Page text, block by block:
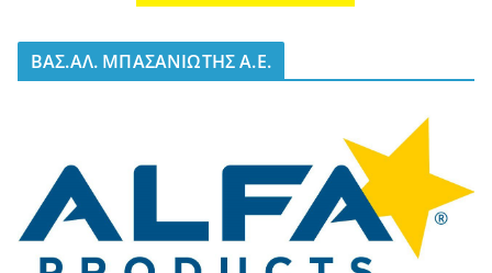
BΑΣ.ΑΛ. ΜΠΑΣΑΝΙΩΤΗΣ Α.Ε.